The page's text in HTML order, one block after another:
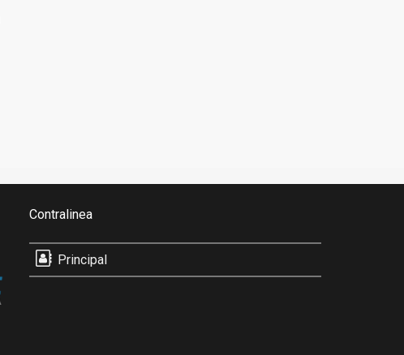
Contralinea
Principal